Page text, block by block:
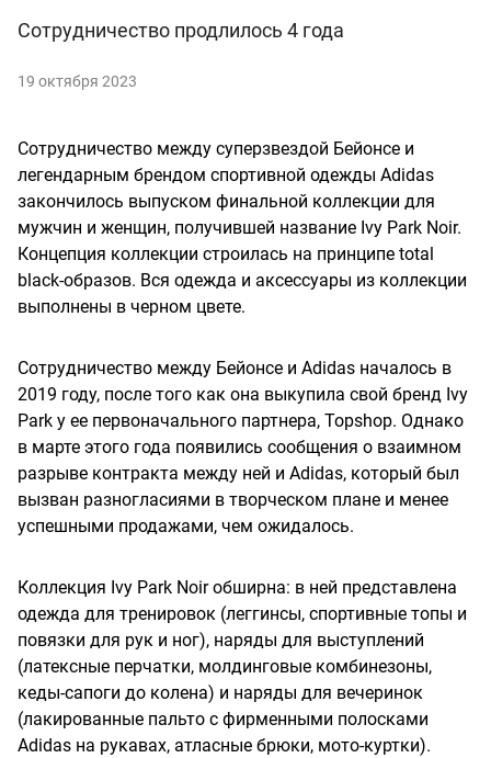
Сотрудничество продлилось 4 года
19 октября 2023
Сотрудничество между суперзвездой Бейонсе и
легендарным брендом спортивной одежды Adidas
закончилось выпуском финальной коллекции для
мужчин и женщин, получившей название Ivy Park Noir.
Концепция коллекции строилась на принципе total
black-образов. Вся одежда и аксессуары из коллекции
выполнены в черном цвете.
Сотрудничество между Бейонсе и Adidas началось в
2019 году, после того как она выкупила свой бренд Ivy
Park у ее первоначального партнера, Topshop. Однако
в марте этого года появились сообщения о взаимном
разрыве контракта между ней и Adidas, который был
вызван разногласиями в творческом плане и менее
успешными продажами, чем ожидалось.
Коллекция Ivy Park Noir обширна: в ней представлена
одежда для тренировок (леггинсы, спортивные топы и
повязки для рук и ног), наряды для выступлений
(латексные перчатки, молдинговые комбинезоны,
кеды-сапоги до колена) и наряды для вечеринок
(лакированные пальто с фирменными полосками
Adidas на рукавах, атласные брюки, мото-куртки).